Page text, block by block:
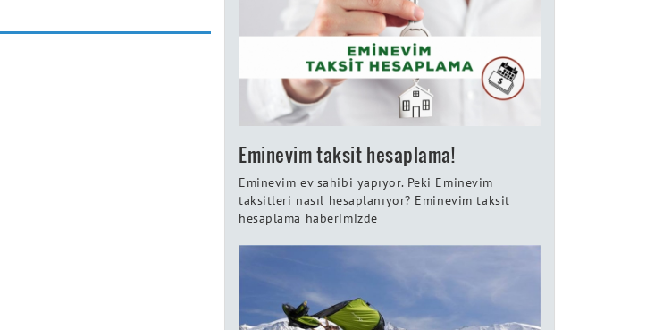
Eminevim taksit hesaplama!
Eminevim ev sahibi yapıyor. Peki Eminevim
taksitleri nasıl hesaplanıyor? Eminevim taksit
hesaplama haberimizde